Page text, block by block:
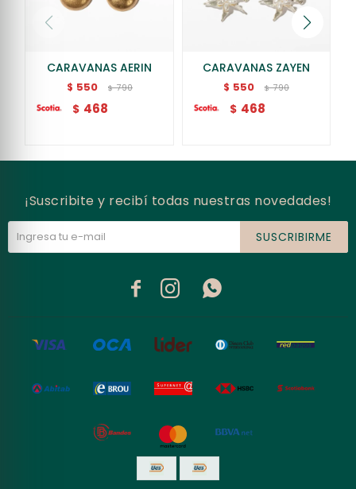
CARAVANAS AERIN
$ 550 $ 790
$ 468
CARAVANAS ZAYEN
$ 550 $ 790
$ 468
¡Suscribite y recibí todas nuestras novedades!
SUSCRIBIRME
  